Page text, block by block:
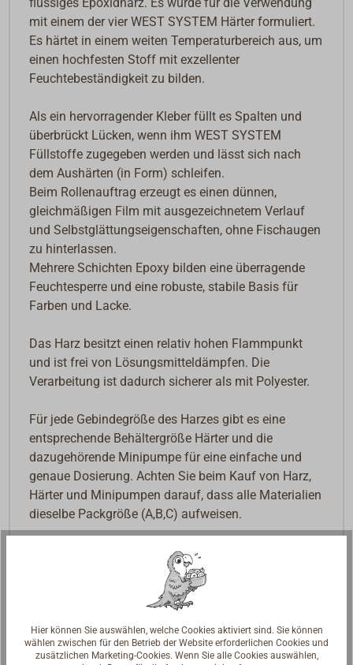
mit einem der vier WEST SYSTEM Härter formuliert.
Es härtet in einem weiten Temperaturbereich aus, um
einen hochfesten Stoff mit exzellenter
Feuchtebeständigkeit zu bilden.
Als ein hervorragender Kleber füllt es Spalten und
überbrückt Lücken, wenn ihm WEST SYSTEM
Füllstoffe zugegeben werden und lässt sich nach
dem Aushärten (in Form) schleifen.
Beim Rollenauftrag erzeugt es einen dünnen,
gleichmäßigen Film mit ausgezeichnetem Verlauf
und Selbstglättungseigenschaften, ohne Fischaugen
zu hinterlassen.
Mehrere Schichten Epoxy bilden eine überragende
Feuchtesperre und eine robuste, stabile Basis für
Farben und Lacke.
Das Harz besitzt einen relativ hohen Flammpunkt
und ist frei von Lösungsmitteldämpfen. Die
Verarbeitung ist dadurch sicherer als mit Polyester.
Für jede Gebindegröße des Harzes gibt es eine
entsprechende Behältergröße Härter und die
dazugehörende Minipumpe für eine einfache und
genaue Dosierung. Achten Sie beim Kauf von Harz,
Härter und Minipumpen darauf, dass alle Materialien
dieselbe Packgröße (A,B,C) aufweisen.
PDF: Technisches Handbuch und Produktübersicht
PDF: User Manual and Product Catalogue
Hier können Sie auswählen, welche Cookies aktiviert sind. Sie können
wählen zwischen für den Betrieb der Website erforderlichen Cookies und
zusätzlichen Marketing-Cookies. Wenn Sie alle Cookies auswählen,